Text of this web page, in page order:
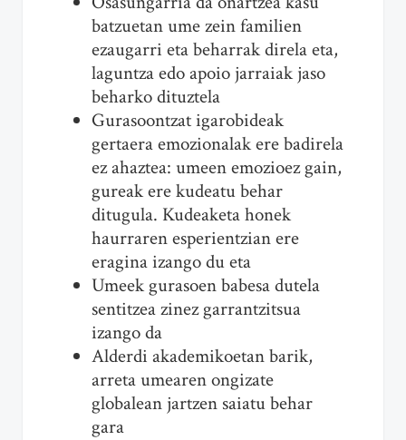
batzuetan ume zein familien
ezaugarri eta beharrak direla eta,
laguntza edo apoio jarraiak jaso
beharko dituztela
Gurasoontzat igarobideak
gertaera emozionalak ere badirela
ez ahaztea: umeen emozioez gain,
gureak ere kudeatu behar
ditugula. Kudeaketa honek
haurraren esperientzian ere
eragina izango du eta
Umeek gurasoen babesa dutela
sentitzea zinez garrantzitsua
izango da
Alderdi akademikoetan barik,
arreta umearen ongizate
globalean jartzen saiatu behar
gara